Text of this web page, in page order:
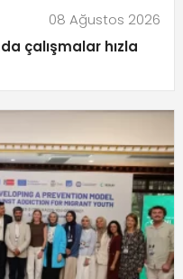
08 Ağustos 2026
çalışmalar hızla